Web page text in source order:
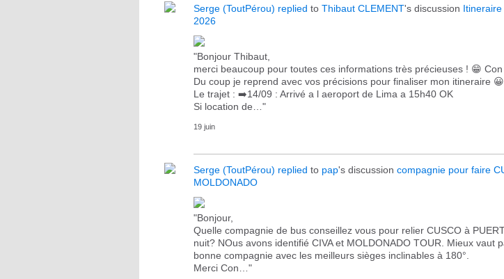
Serge (ToutPérou) replied to Thibaut CLEMENT's discussion
2026
"Bonjour Thibaut,
merci beaucoup pour toutes ces informations très précieuses ! 😁 Con
Du coup je reprend avec vos précisions pour finaliser mon itineraire 😀
Le trajet : ➡️14/09 : Arrivé a l aeroport de Lima a 15h40 OK
Si location de…"
19 juin
Serge (ToutPérou) replied to pap's discussion compagnie pour faire
MOLDONADO
"Bonjour,
Quelle compagnie de bus conseillez vous pour relier CUSCO à
nuit? NOus avons identifié CIVA et MOLDONADO TOUR. Mieux vaut
bonne compagnie avec les meilleurs sièges inclinables à 180°.
Merci Con…"